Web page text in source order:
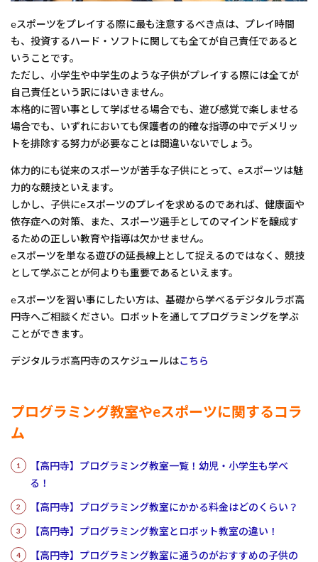
eスポーツをプレイする際に最も注意するべき点は、プレイ時間
も、投資するハード・ソフトに関しても全てが自己責任であると
いうことです。
ただし、小学生や中学生のような子供がプレイする際には全てが
自己責任という訳にはいきません。
本格的に習い事として学ばせる場合でも、遊び感覚で楽しませる
場合でも、いずれにおいても保護者の的確な指導の中でデメリッ
トを排除する努力が必要なことは間違いないでしょう。
体力的にも従来のスポーツが苦手な子供にとって、eスポーツは魅
力的な競技といえます。
しかし、子供にeスポーツのプレイを求めるのであれば、健康面や
依存症への対策、また、スポーツ選手としてのマインドを醸成す
るための正しい教育や指導は欠かせません。
eスポーツを単なる遊びの延長線上として捉えるのではなく、競技
として学ぶことが何よりも重要であるといえます。
eスポーツを習い事にしたい方は、基礎から学べるデジタルラボ高
円寺へご相談ください。ロボットを通してプログラミングを学ぶ
ことができます。
デジタルラボ高円寺のスケジュールはこちら
プログラミング教室やeスポーツに関するコラ
ム
【高円寺】プログラミング教室一覧！幼児・小学生も学べ
る！
【高円寺】プログラミング教室にかかる料金はどのくらい？
【高円寺】プログラミング教室とロボット教室の違い！
【高円寺】プログラミング教室に通うのがおすすめの子供の